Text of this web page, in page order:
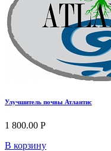
Улучшитель почвы Атлантис
1 800.00 Р
В корзину